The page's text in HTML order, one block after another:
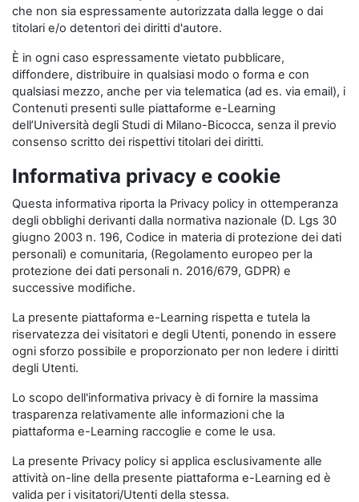
che non sia espressamente autorizzata dalla legge o dai
titolari e/o detentori dei diritti d'autore.
È in ogni caso espressamente vietato pubblicare,
diffondere, distribuire in qualsiasi modo o forma e con
qualsiasi mezzo, anche per via telematica (ad es. via email), i
Contenuti presenti sulle piattaforme e-Learning
dell’Università degli Studi di Milano-Bicocca, senza il previo
consenso scritto dei rispettivi titolari dei diritti.
Informativa privacy e cookie
Questa informativa riporta la Privacy policy in ottemperanza
degli obblighi derivanti dalla normativa nazionale (D. Lgs 30
giugno 2003 n. 196, Codice in materia di protezione dei dati
personali) e comunitaria, (Regolamento europeo per la
protezione dei dati personali n. 2016/679, GDPR) e
successive modifiche.
La presente piattaforma e-Learning rispetta e tutela la
riservatezza dei visitatori e degli Utenti, ponendo in essere
ogni sforzo possibile e proporzionato per non ledere i diritti
degli Utenti.
Lo scopo dell'informativa privacy è di fornire la massima
trasparenza relativamente alle informazioni che la
piattaforma e-Learning raccoglie e come le usa.
La presente Privacy policy si applica esclusivamente alle
attività on-line della presente piattaforma e-Learning ed è
valida per i visitatori/Utenti della stessa.